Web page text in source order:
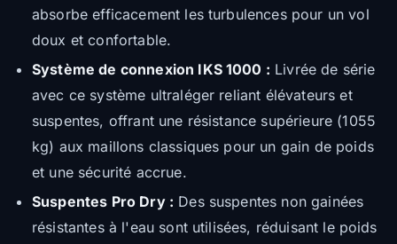
absorbe efficacement les turbulences pour un vol
doux et confortable.
Système de connexion IKS 1000 : Livrée de série
avec ce système ultraléger reliant élévateurs et
suspentes, offrant une résistance supérieure (1055
kg) aux maillons classiques pour un gain de poids
et une sécurité accrue.
Suspentes Pro Dry : Des suspentes non gainées
résistantes à l'eau sont utilisées, réduisant le poids